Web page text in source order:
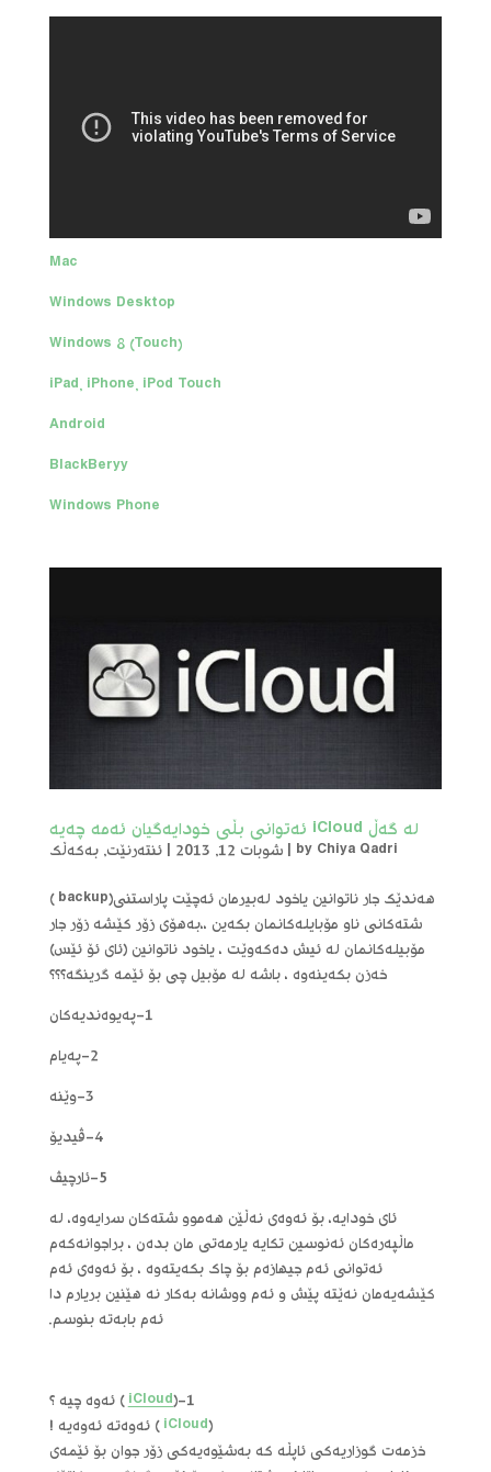
Mac
Windows Desktop
(Windows 8 (Touch
iPad, iPhone, iPod Touch
Android
BlackBeryy
Windows Phone
له‌ گه‌ڵ iCloud ئه‌توانی بڵی خودایه‌گیان ئه‌مه‌ چه‌یه‌
by Chiya Qadri
|شوبات 12, 2013 |ئنتەرنێت,بەکەڵک
هه‌ندێک جار ناتوانین یاخود له‌بیرمان ئه‌چێت پاراستنی(backup )
شته‌کانی ناو مۆبایله‌کانمان بکه‌ین ،،به‌هۆی زۆر کێشه‌ زۆر جار
مۆبیله‌کانمان له‌ ئیش ده‌که‌وێت ، یاخود ناتوانین (ئای ئۆ ئێس)
خه‌زن بکه‌ینه‌وه‌ ، باشه‌ له‌ مۆبیل چی بۆ ئێمه‌ گرینگە؟؟؟
1-په‌یوه‌ندیه‌کان
2-په‌یام
3-وێنه‌
4-ڤیدیۆ
5-ئارچیڤ
ئای خودایه‌، بۆ ئه‌وه‌ی نه‌ڵێن هه‌موو شته‌کان سرایه‌وه‌، له‌
ماڵپه‌ره‌کان ئه‌نوسین تکایه‌ یارمه‌تی مان بده‌ن ، براجوانه‌که‌م
ئه‌توانی ئه‌م جیهازه‌م بۆ چاک بکه‌یته‌وه‌ ، بۆ ئه‌وه‌ی ئه‌م
کێشه‌یه‌مان نه‌ێته‌ پێش و ئه‌م ووشانه‌ به‌کار نه‌ هێنین بریارم دا
ئه‌م بابه‌ته‌ بنوسم.
1-(
iCloud) ئه‌وه‌ چیه‌ ؟
(
iCloud ) ئه‌وه‌ته‌ ئه‌وه‌یه‌ !
خزمه‌ت گوزاریه‌کی ئاپڵه‌ که‌ به‌شێوه‌یه‌کی زۆر جوان بۆ ئێمه‌ی